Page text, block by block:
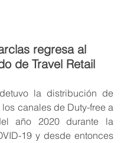
regresa al
de Travel Retail
la distribución de
los canales de Duty-free a
año 2020 durante la
19 y desde entonces